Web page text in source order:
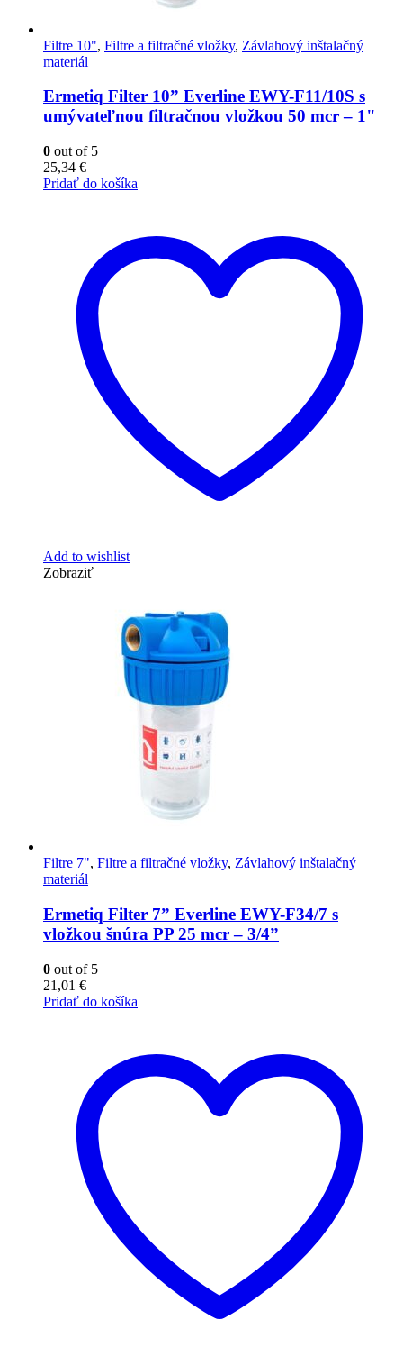
Filtre 10", Filtre a filtračné vložky, Závlahový inštalačný
materiál
Ermetiq Filter 10” Everline EWY-F11/10S s
umývateľnou filtračnou vložkou 50 mcr – 1"
0 out of 5
25,34 €
Pridať do košíka
Add to wishlist
Zobraziť
Filtre 7", Filtre a filtračné vložky, Závlahový inštalačný
materiál
Ermetiq Filter 7” Everline EWY-F34/7 s
vložkou šnúra PP 25 mcr – 3/4”
0 out of 5
21,01 €
Pridať do košíka